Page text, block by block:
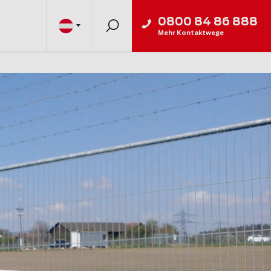
0800 84 86 888
Mehr Kontaktwege